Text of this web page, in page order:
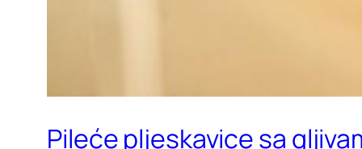
Pileće pljeskavice sa